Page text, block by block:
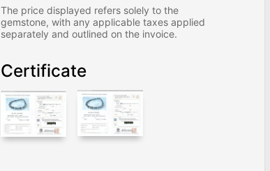
The price displayed refers solely to the
gemstone, with any applicable taxes applied
separately and outlined on the invoice.
Certificate